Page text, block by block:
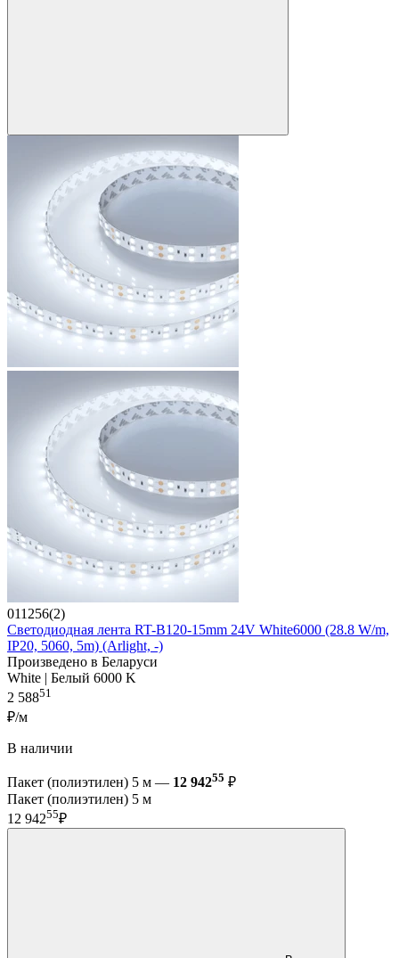
011256(2)
Светодиодная лента RT-B120-15mm 24V White6000 (28.8 W/m,
IP20, 5060, 5m) (Arlight, -)
Произведено в Беларуси
White | Белый 6000 K
2 58851
₽/м
В наличии
Пакет (полиэтилен) 5 м — 12 94255 ₽
Пакет (полиэтилен) 5 м
12 94255₽